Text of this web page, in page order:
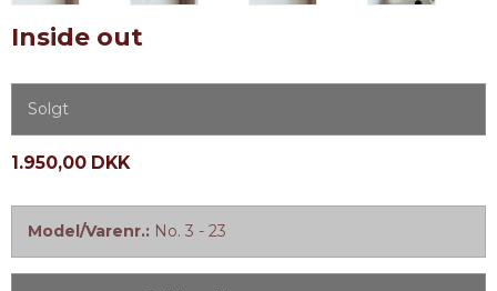
Inside out
Solgt
1.950,00 DKK
Model/Varenr.: No. 3 - 23